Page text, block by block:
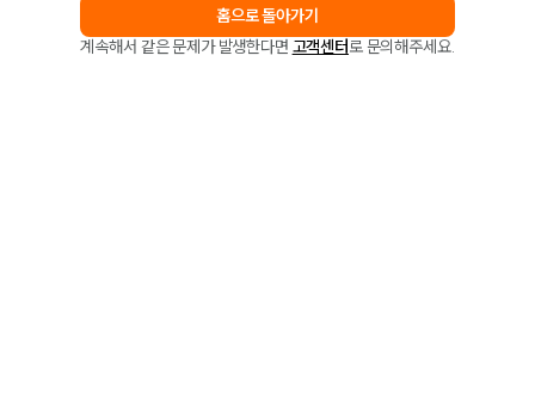
홈으로 돌아가기
계속해서 같은 문제가 발생한다면 고객센터로 문의해주세요.